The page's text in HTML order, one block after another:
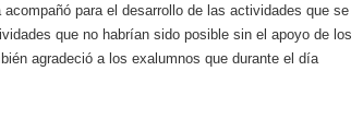
para el desarrollo de las actividades que se
que no habrían sido posible sin el apoyo de los
agradeció a los exalumnos que durante el día